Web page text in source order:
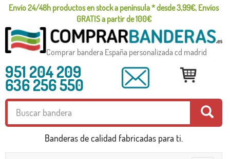
Envío 24/48h productos en stock a península * desde 3,99€, Envíos
GRATIS a partir de 100€
Comprar bandera España personalizada cd madrid
951 204 209
636 256 550
Banderas de calidad fabricadas para ti.